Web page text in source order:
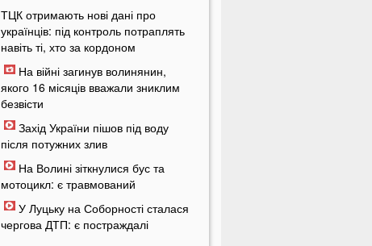
ТЦК отримають нові дані про
українців: під контроль потраплять
навіть ті, хто за кордоном
На війні загинув волинянин,
якого 16 місяців вважали зниклим
безвісти
Захід України пішов під воду
після потужних злив
На Волині зіткнулися бус та
мотоцикл: є травмований
У Луцьку на Соборності сталася
чергова ДТП: є постраждалі